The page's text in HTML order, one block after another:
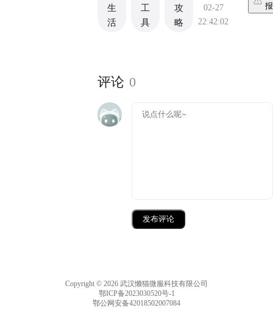
生
活
工
具
攻
略
02-27
22:42:02
报
评论 0
发布评论
Copyright © 2026 武汉懒猫微服科技有限公司
鄂ICP备2023030520号-1
鄂公网安备42018502007084